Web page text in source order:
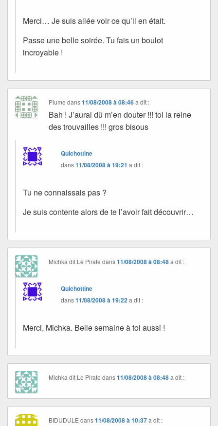
Merci… Je suis allée voir ce qu’il en était.
Passe une belle soirée. Tu fais un boulot
incroyable !
Plume dans11/08/2008 à 08:46 a dit :
Bah ! J’aurai dû m’en douter !!! toi la reine
des trouvailles !!! gros bisous
Quichottine
dans11/08/2008 à 19:21 a dit :
Tu ne connaissais pas ?
Je suis contente alors de te l’avoir fait découvrir…
Michka dit Le Pirate dans11/08/2008 à 08:48 a dit :
Quichottine
dans11/08/2008 à 19:22a dit :
Merci, Michka. Belle semaine à toi aussi !
Michka dit Le Pirate dans11/08/2008 à 08:48 a dit :
BIDUDULE dans11/08/2008 à 10:37 a dit :